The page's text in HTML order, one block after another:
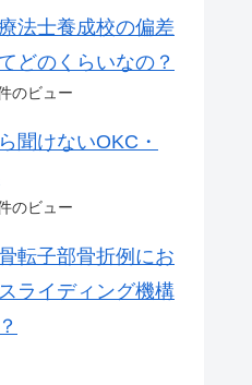
法士養成校の偏差
どのくらいなの？
のビュー
聞けないOKC・
のビュー
転子部骨折例にお
ライディング機構